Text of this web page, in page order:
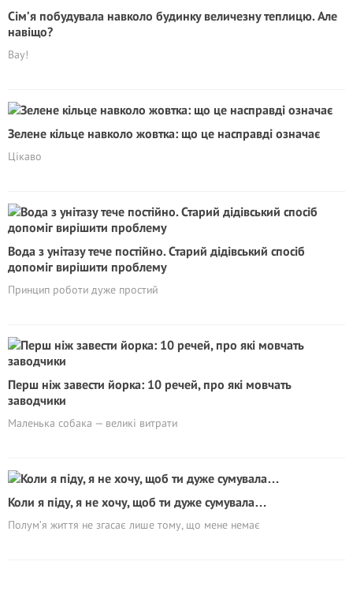
Сім’я побудувала навколо будинку величезну теплицю. Але
навіщо?
Вау!
Зелене кільце навколо жовтка: що це насправді означає
Цікаво
Вода з унітазу тече постійно. Старий дідівський спосіб
допоміг вирішити проблему
Принцип роботи дуже простий
Перш ніж завести йорка: 10 речей, про які мовчать
заводчики
Маленька собака — великі витрати
Коли я піду, я не хочу, щоб ти дуже сумувала…
Полум’я життя не згасає лише тому, що мене немає